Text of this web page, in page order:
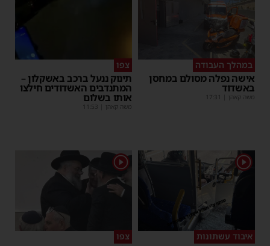
במהלך העבודה
אישה נפלה מסולם במחסן
באשדוד
משה קאהן 17:31
צפו
תינוק ננעל ברכב באשקלון –
המתנדבים האשדודים חילצו
אותו בשלום
משה קאהן 11:53
1
איבוד עשתונות
1
צפו